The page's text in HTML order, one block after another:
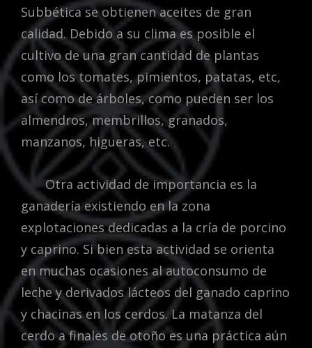
Subbética se obtienen aceites de gran
calidad. Debido a su clima es posible el
cultivo de una gran cantidad de plantas
como los tomates, pimientos, patatas, etc,
así como de árboles, como pueden ser los
almendros, membrillos, granados,
manzanos, higueras, etc.
Otra actividad de importancia es la
ganadería existiendo en la zona
explotaciones dedicadas a la cría de porcino
y caprino. Si bien esta actividad se orienta
en muchas ocasiones al autoconsumo de
leche y derivados lácteos del ganado caprino
y chacinas en los cerdos. La matanza del
cerdo a finales de otoño es una práctica aún